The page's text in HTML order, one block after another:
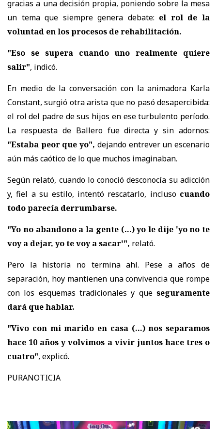
gracias a una decisión propia, poniendo sobre la mesa
un tema que siempre genera debate: el rol de la
voluntad en los procesos de rehabilitación.
"Eso se supera cuando uno realmente quiere
salir", indicó.
En medio de la conversación con la animadora Karla
Constant, surgió otra arista que no pasó desapercibida:
el rol del padre de sus hijos en ese turbulento período.
La respuesta de Ballero fue directa y sin adornos:
"Estaba peor que yo", dejando entrever un escenario
aún más caótico de lo que muchos imaginaban.
Según relató, cuando lo conoció desconocía su adicción
y, fiel a su estilo, intentó rescatarlo, incluso cuando
todo parecía derrumbarse.
"Yo no abandono a la gente (...) yo le dije 'yo no te
voy a dejar, yo te voy a sacar'", relató.
Pero la historia no termina ahí. Pese a años de
separación, hoy mantienen una convivencia que rompe
con los esquemas tradicionales y queseguramente
dará que hablar.
"Vivo con mi marido en casa (...) nos separamos
hace 10 años y volvimos a vivir juntos hace tres o
cuatro", explicó.
PURANOTICIA